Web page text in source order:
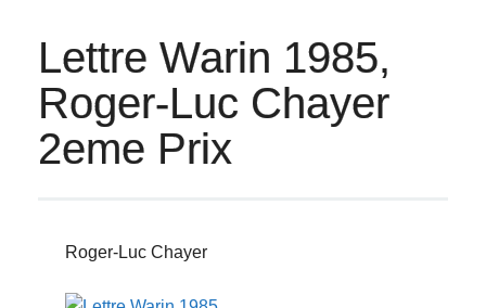
Lettre Warin 1985,
Roger-Luc Chayer
2eme Prix
Roger-Luc Chayer